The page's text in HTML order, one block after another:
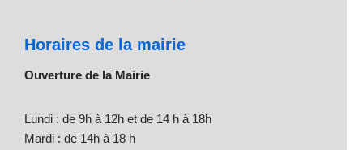
Horaires de la mairie
Ouverture de la Mairie
Lundi : de 9h à 12h et de 14 h à 18h
Mardi : de 14h à 18 h